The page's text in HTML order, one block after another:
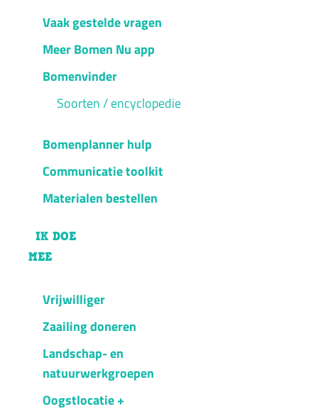
Vaak gestelde vragen
Meer Bomen Nu app
Bomenvinder
Soorten / encyclopedie
Bomenplanner hulp
Communicatie toolkit
Materialen bestellen
IK DOE
MEE
Vrijwilliger
Zaailing doneren
Landschap- en
natuurwerkgroepen
Oogstlocatie +